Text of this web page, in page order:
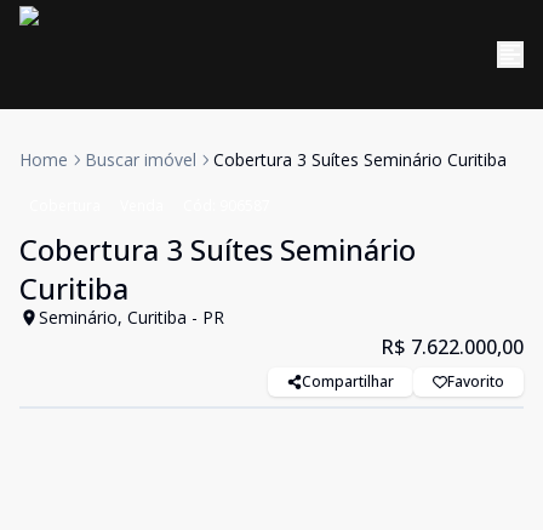
Home Buscar imóvel Cobertura 3 Suítes Seminário Curitiba
Cobertura 3 Suítes Seminário
Curitiba
Seminário, Curitiba - PR
R$ 7.622.000,00
Compartilhar Favorito